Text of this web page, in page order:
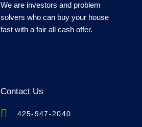
We are investors and problem
solvers who can buy your house
fast with a fair all cash offer.
Contact Us
425-947-2040